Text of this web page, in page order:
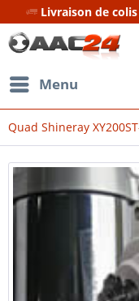
Livraison de
Menu
Quad Shineray